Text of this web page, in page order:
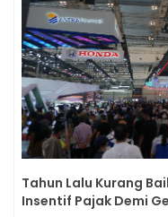
Tahun Lalu Kurang
Insentif Pajak Demi